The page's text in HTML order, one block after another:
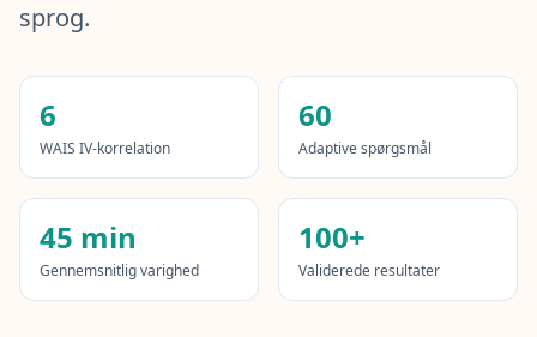
Working Memory Test
Emotional Intelligence Test
20 min • 40 spørgsmål
EQ-Test
20 min • 40 spørgsmål
sprog.
6
WAIS IV-korrelation
60
Adaptive spørgsmål
45 min
Gennemsnitlig varighed
100+
Validerede resultater